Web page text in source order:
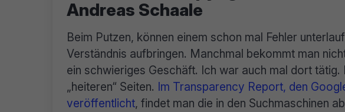
Andreas Schaale
Beim Putzen, können einem schon mal Fehler
Verständnis aufbringen. Manchmal bekommt man
ein schwieriges Geschäft. Ich war auch mal dort tätig.
„heiteren“ Seiten. Im Transparency Report, den
veröffentlicht, findet man die in den Suchmaschinen